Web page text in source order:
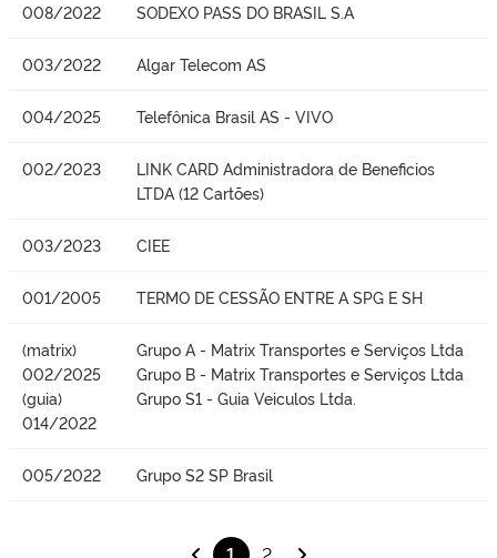
008/2022 SODEXO PASS DO BRASIL S.A
003/2022 Algar Telecom AS
004/2025 Telefônica Brasil AS - VIVO
002/2023
LINK CARD Administradora de Beneficios
LTDA (12 Cartões)
003/2023 CIEE
001/2005 TERMO DE CESSÃO ENTRE A SPG E SH
(matrix)
002/2025
(guia)
014/2022
Grupo A - Matrix Transportes e Serviços Ltda
Grupo B - Matrix Transportes e Serviços Ltda
Grupo S1 - Guia Veiculos Ltda.
005/2022 Grupo S2 SP Brasil
1